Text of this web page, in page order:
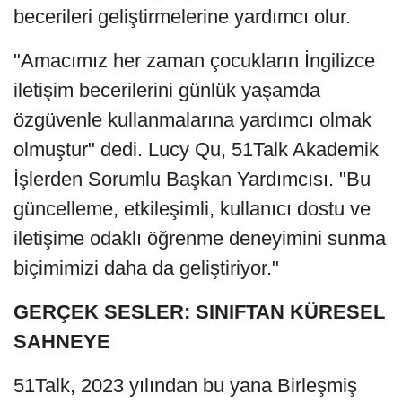
becerileri geliştirmelerine yardımcı olur.
"Amacımız her zaman çocukların İngilizce
iletişim becerilerini günlük yaşamda
özgüvenle kullanmalarına yardımcı olmak
olmuştur" dedi. Lucy Qu, 51Talk Akademik
İşlerden Sorumlu Başkan Yardımcısı. "Bu
güncelleme, etkileşimli, kullanıcı dostu ve
iletişime odaklı öğrenme deneyimini sunma
biçimimizi daha da geliştiriyor."
GERÇEK SESLER: SINIFTAN KÜRESEL
SAHNEYE
51Talk, 2023 yılından bu yana Birleşmiş